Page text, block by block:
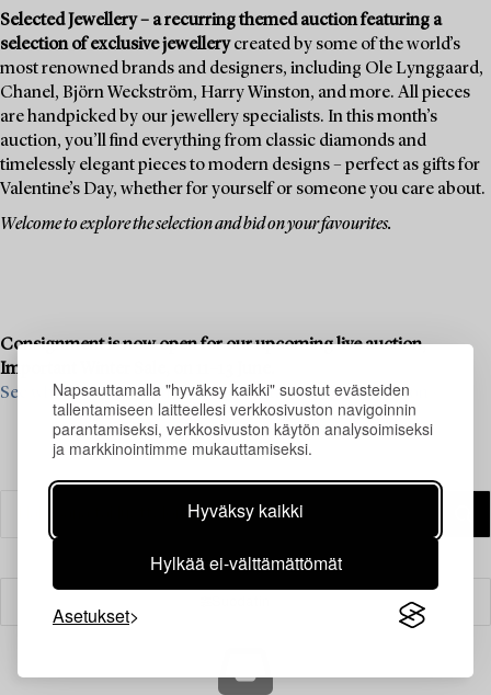
Napsauttamalla "hyväksy kaikki" suostut evästeiden
tallentamiseen laitteellesi verkkosivuston navigoinnin
parantamiseksi, verkkosivuston käytön analysoimiseksi
ja markkinointimme mukauttamiseksi.
Hyväksy kaikki
Hylkää ei-välttämättömät
Asetukset
Selected Jewellery – a recurring themed auction featuring a
selection of exclusive jewellerycreated by some of the world’s
most renowned brands and designers, including Ole Lynggaard,
Chanel, Björn Weckström, Harry Winston, and more. All pieces
are handpicked by our jewellery specialists. In this month’s
auction, you’ll find everything from classic diamonds and
timelessly elegant pieces to modern designs – perfect as gifts for
Valentine’s Day, whether for yourself or someone you care about.
Welcome to explore the selection and bid on your favourites.
Consignment is now open for our upcoming live auction,
Important Winter Sale, on 11–13 June.
See what we are looking for and contact us for a valuation ›